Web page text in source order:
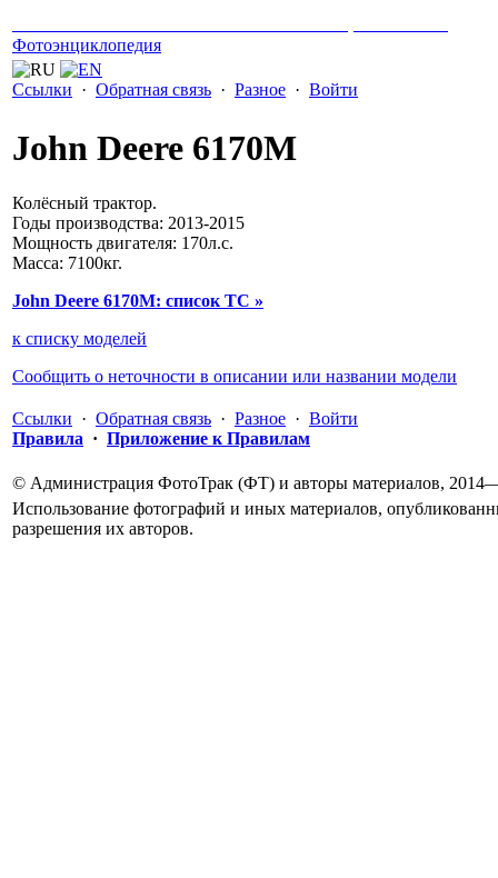
Фотоэнциклопедия
Ссылки · Обратная связь · Разное · Войти
John Deere 6170M
Колёсный трактор.
Годы производства: 2013-2015
Мощность двигателя: 170л.с.
Масса: 7100кг.
John Deere 6170M: список ТС »
к списку моделей
Сообщить о неточности в описании или названии модели
Ссылки · Обратная связь · Разное · Войти
Правила · Приложение к Правилам
© Администрация ФотоТрак (ФТ) и авторы материалов,
Использование фотографий и иных материалов,
разрешения их авторов.